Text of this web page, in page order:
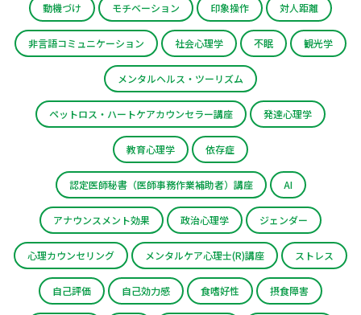
動機づけ モチベーション 印象操作 対人距離
非言語コミュニケーション 社会心理学 不眠 観光学
メンタルヘルス・ツーリズム
ペットロス・ハートケアカウンセラー講座 発達心理学
教育心理学 依存症
認定医師秘書（医師事務作業補助者）講座 AI
アナウンスメント効果 政治心理学 ジェンダー
心理カウンセリング メンタルケア心理士(R)講座 ストレス
自己評価 自己効力感 食嗜好性 摂食障害